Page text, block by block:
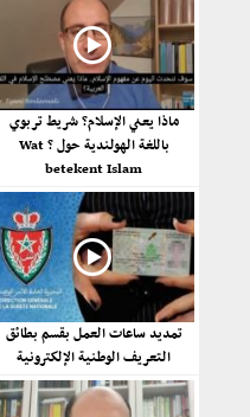
ماذا يعني الإسلام؟ شريط تربوي
باللغة الهولندية حول ? Wat
betekent Islam
تمديد ساعات العمل بقسم بطائق
التعريف الوطنية الإلكترونية